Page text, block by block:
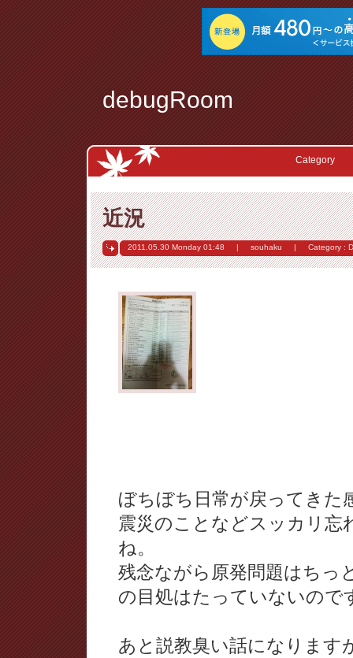
debugRoom
Category
近況
2011.05.30 Monday 01:48 | souhaku | Category :
ぼちぼち日常が戻ってきた
震災のことなどスッカリ
ね。
残念ながら原発問題はちっ
の目処はたっていないので
あと説教臭い話になります